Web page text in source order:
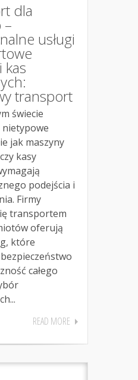
dla
–
usługi
kas
transport
świecie
jak maszyny
kasy
podejścia i
Firmy
transportem
oferują
które
całego
READ MORE